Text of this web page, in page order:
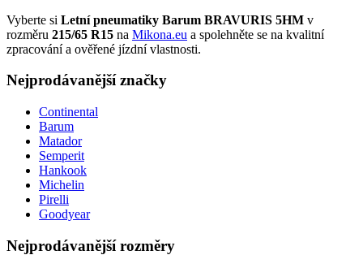
Vyberte si Letní pneumatiky Barum BRAVURIS 5HM v
rozměru 215/65 R15 na Mikona.eu a spolehněte se na kvalitní
zpracování a ověřené jízdní vlastnosti.
Nejprodávanější značky
Continental
Barum
Matador
Semperit
Hankook
Michelin
Pirelli
Goodyear
Nejprodávanější rozměry